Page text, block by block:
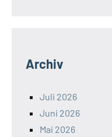
Archiv
Juli 2026
Juni 2026
Mai 2026